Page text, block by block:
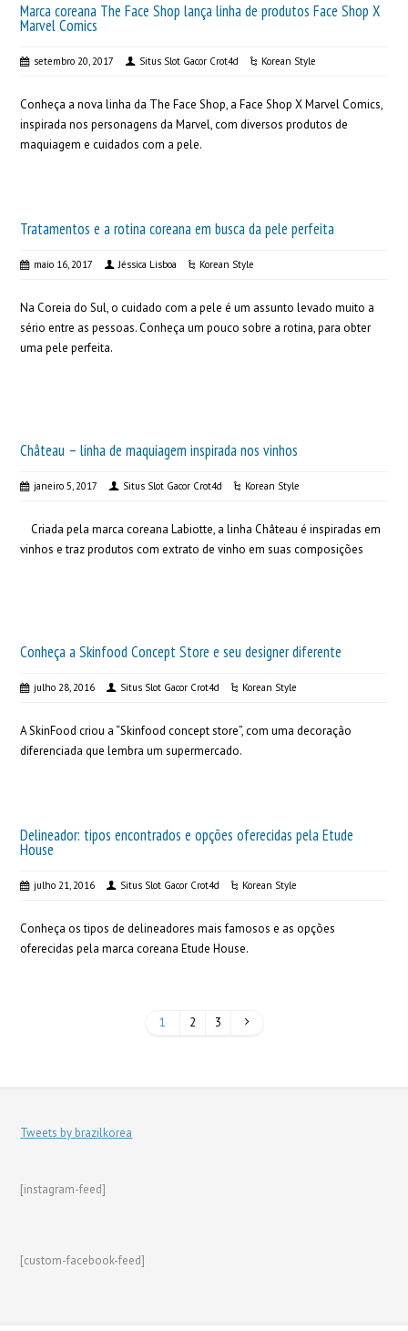
Marca coreana The Face Shop lança linha de produtos Face Shop X
Marvel Comics
setembro 20, 2017 Situs Slot Gacor Crot4d Korean Style
Conheça a nova linha da The Face Shop, a Face Shop X Marvel Comics,
inspirada nos personagens da Marvel, com diversos produtos de
maquiagem e cuidados com a pele.
Tratamentos e a rotina coreana em busca da pele perfeita
maio 16, 2017 Jéssica Lisboa Korean Style
Na Coreia do Sul, o cuidado com a pele é um assunto levado muito a
sério entre as pessoas. Conheça um pouco sobre a rotina, para obter
uma pele perfeita.
Château – linha de maquiagem inspirada nos vinhos
janeiro 5, 2017 Situs Slot Gacor Crot4d Korean Style
Criada pela marca coreana Labiotte, a linha Château é inspiradas em
vinhos e traz produtos com extrato de vinho em suas composições
Conheça a Skinfood Concept Store e seu designer diferente
julho 28, 2016 Situs Slot Gacor Crot4d Korean Style
A SkinFood criou a “Skinfood concept store”, com uma decoração
diferenciada que lembra um supermercado.
Delineador: tipos encontrados e opções oferecidas pela Etude
House
julho 21, 2016 Situs Slot Gacor Crot4d Korean Style
Conheça os tipos de delineadores mais famosos e as opções
oferecidas pela marca coreana Etude House.
1 2 3
Tweets by brazilkorea
[instagram-feed]
[custom-facebook-feed]